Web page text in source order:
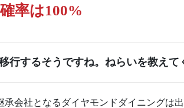
率は100%
するそうですね。ねらいを教えて
会社となるダイヤモンドダイニングは